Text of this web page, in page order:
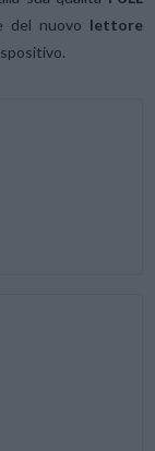
del nuovo lettore